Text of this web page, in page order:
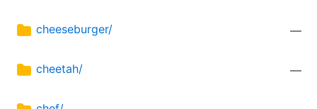
cheeseburger/ —
cheetah/ —